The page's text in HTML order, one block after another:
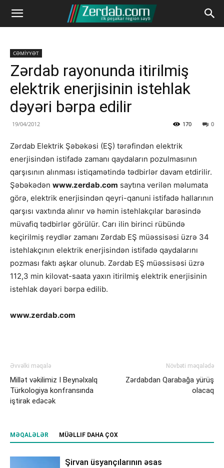
CƏMİYYƏT
Zərdab rayonunda itirilmiş
elektrik enerjisinin istehlak
dəyəri bərpa edilir
19/04/2012 0
170
Zərdab Elektrik Şəbəkəsi (EŞ) tərəfindən elektrik
enerjisindən istifadə zamanı qaydaların pozulmasının
qarşısının alınması istiqamətində tədbirlər davam etdirilir.
Şəbəkədən www.zerdab.com saytına verilən məlumata
görə, elektrik enerjisindən qeyri-qanuni istifadə hallarının
qarşısı vaxtında alınır və həmin istehlakçılar barəsində
müvafiq tədbirlər görülür. Carı ilin birinci rübündə
keçirilmiş reydlər zamanı Zərdab EŞ müəssisəsi üzrə 34
istehlakçının elektrik enerjisindən istifadə qaydalarını
pozması faktı aşkar olunub. Zərdab EŞ müəssisəsi üzrə
112,3 min kilovat-saata yaxın itirilmiş elektrik enerjisinin
istehlak dəyəri bərpa edilib.
www.zerdab.com
Əvvəlki məqalə
Millət vəkilimiz I Beynəlxalq
Türkologiya konfransında
iştirak edəcək
Növbəti məqalədə
Zərdabdan Qarabağa yürüş
olacaq
MƏQALƏLƏR MÜƏLLIF DAHA ÇOX
Şirvan üsyançılarının əsas